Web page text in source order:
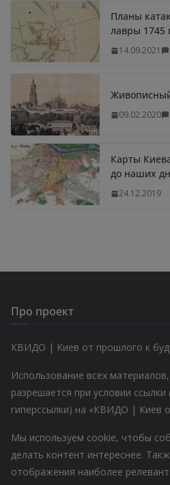
Планы
лавры 1745
14.09.2021
09.02.2020
Карты
до наших
24.12.2019
Про проект
КВИДО | Киев от прошлого к
Использование всех
разрешается при условии
гиперссылки) на «КВИДО | Киев
Мы используем cookie, чтобы
делать контент интереснее.
отображения наиболее